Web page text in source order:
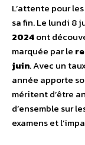
L’attente pour
sa fin. Le lundi 8
2024ont
marquée par le
juin. Avec un
année apporte
méritent d’être
d’ensemble sur
examens et